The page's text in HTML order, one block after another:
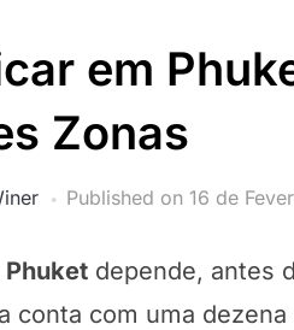
em
Zonas
Published on 16 de
Phuket depende, antes
conta com uma